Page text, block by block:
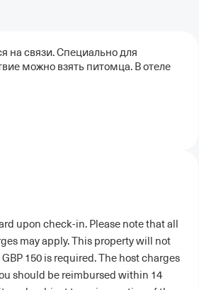
на связи. Специально для
можно взять питомца. В отеле
upon check-in. Please note that all
may apply. This property will not
150 is required. The host charges
should be reimbursed within 14